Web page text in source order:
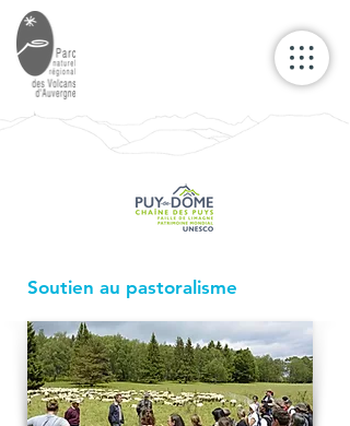
Soutien au pastoralisme